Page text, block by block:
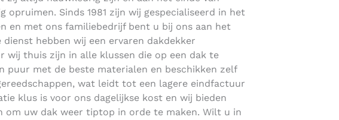
opruimen. Sinds 1981 zijn wij gespecialiseerd in het
en met ons familiebedrijf bent u bij ons aan het
dienst hebben wij een ervaren dakdekker
wij thuis zijn in alle klussen die op een dak te
puur met de beste materialen en beschikken zelf
wat leidt tot een lagere eindfactuur
klus is voor ons dagelijkse kost en wij bieden
om uw dak weer tiptop in orde te maken. Wilt u in